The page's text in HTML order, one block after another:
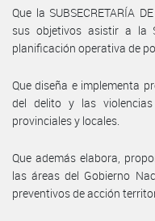
Que la SUBSECRETARÍA
sus objetivos asistir a la
planificación operativa de
Que diseña e implementa
del delito y las
provinciales y locales.
Que además elabora,
las áreas del Gobierno
preventivos de acción